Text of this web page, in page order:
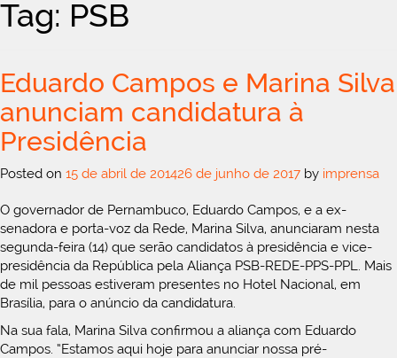
Tag: PSB
Eduardo Campos e Marina Silva
anunciam candidatura à
Presidência
Posted on 15 de abril de 201426 de junho de 2017 by imprensa
O governador de Pernambuco, Eduardo Campos, e a ex-
senadora e porta-voz da Rede, Marina Silva, anunciaram nesta
segunda-feira (14) que serão candidatos à presidência e vice-
presidência da República pela Aliança PSB-REDE-PPS-PPL. Mais
de mil pessoas estiveram presentes no Hotel Nacional, em
Brasília, para o anúncio da candidatura.
Na sua fala, Marina Silva confirmou a aliança com Eduardo
Campos. “Estamos aqui hoje para anunciar nossa pré-